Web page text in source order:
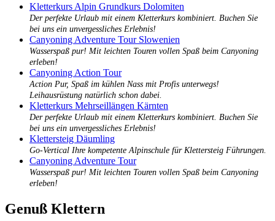
Kletterkurs Alpin Grundkurs Dolomiten
Der perfekte Urlaub mit einem Kletterkurs kombiniert. Buchen Sie
bei uns ein unvergessliches Erlebnis!
Canyoning Adventure Tour Slowenien
Wasserspaß pur! Mit leichten Touren vollen Spaß beim Canyoning
erleben!
Canyoning Action Tour
Action Pur, Spaß im kühlen Nass mit Profis unterwegs!
Leihausrüstung natürlich schon dabei.
Kletterkurs Mehrseillängen Kärnten
Der perfekte Urlaub mit einem Kletterkurs kombiniert. Buchen Sie
bei uns ein unvergessliches Erlebnis!
Klettersteig Däumling
Go-Vertical Ihre kompetente Alpinschule für Klettersteig Führungen.
Canyoning Adventure Tour
Wasserspaß pur! Mit leichten Touren vollen Spaß beim Canyoning
erleben!
Genuß Klettern